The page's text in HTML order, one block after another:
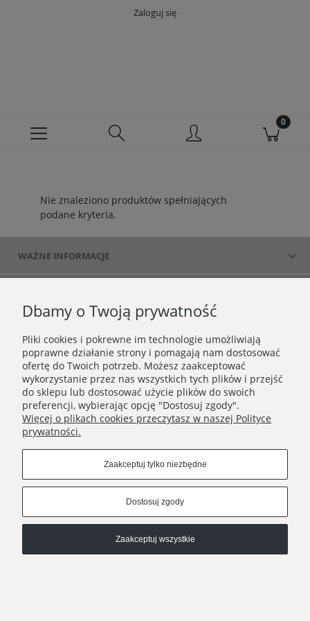
Zaloguj się
Nie znaleziono produktów spełniających
podane kryteria.
WAŻNE INFORMACJE
Pokaż pełną wersję strony
Sklep internetowy Shoplo.pl, powered byShoper.
Dbamy o Twoją prywatność
Pliki cookies i pokrewne im technologie umożliwiają
poprawne działanie strony i pomagają nam dostosować
ofertę do Twoich potrzeb. Możesz zaakceptować
wykorzystanie przez nas wszystkich tych plików i przejść
do sklepu lub dostosować użycie plików do swoich
preferencji, wybierając opcję "Dostosuj zgody".
Więcej o plikach cookies przeczytasz w naszej Polityce
prywatności.
Zaakceptuj tylko niezbędne
Dostosuj zgody
Zaakceptuj wszystkie